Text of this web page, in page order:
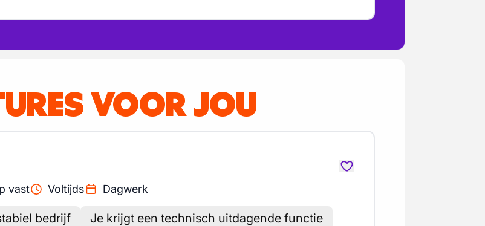
VOOR JOU
vast Voltijds Dagwerk
bedrijf
Je krijgt een technisch uitdagende functie